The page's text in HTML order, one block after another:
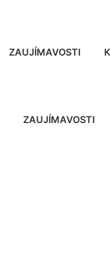
ZAUJÍMAVOSTI
ZAUJÍMAVOSTI